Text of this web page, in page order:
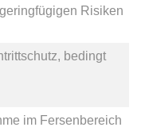
Risiken
bedingt
im Fersenbereich